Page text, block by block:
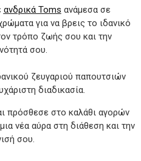
ανδρικά Toms ανάμεσα σε
για να βρεις το ιδανικό
τρόπο ζωής σου και την
σου.
ζευγαριού παπουτσιών
διαδικασία.
πρόσθεσε στο καλάθι αγορών
νέα αύρα στη διάθεση και την
σου.